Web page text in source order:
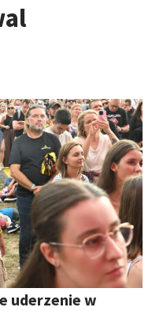
uderzenie w